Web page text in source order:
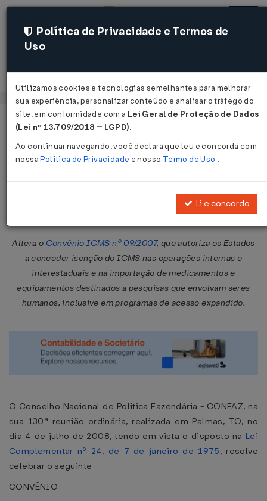
Acessar
Página Inicial Legislações
Convênio ICMS nº 62 de
Altera o Convênio ICMS nº 09/2007, que autoriza os Estados
a conceder isenção do ICMS nas operações internas e
interestaduais e na importação de medicamentos e
equipamentos destinados a pesquisas que envolvam seres
humanos, inclusive em programas de acesso expandido.
O Conselho Nacional de Política Fazendária - CONFAZ, na
sua 130ª reunião ordinária, realizada em Palmas, TO, no
dia 4 de julho de 2008, tendo em vista o disposto na Lei
Complementar nº 24, de 7 de janeiro de 1975, resolve
celebrar o seguinte
CONVÊNIO
Política de Privacidade e Termos de
Uso
Utilizamos cookies e tecnologias semelhantes para melhorar
sua experiência, personalizar conteúdo e analisar o tráfego do
site, em conformidade com a Lei Geral de Proteção de Dados
(Lei nº 13.709/2018 – LGPD).
Ao continuar navegando, você declara que leu e concorda com
nossaPolítica de Privacidade e nosso Termo de Uso .
Li e concordo